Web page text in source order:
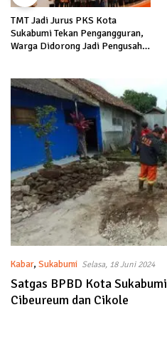
TMT Jadi Jurus PKS Kota
Sukabumi Tekan Pengangguran,
Warga Didorong Jadi Pengusaha
Kabar, Sukabumi Selasa, 18 Juni 2024
Satgas BPBD Kota
Cibeureum dan Cikole